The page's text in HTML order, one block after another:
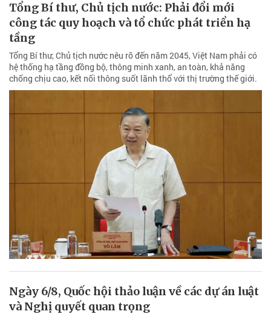
Tổng Bí thư, Chủ tịch nước: Phải đổi mới
công tác quy hoạch và tổ chức phát triển hạ
tầng
Tổng Bí thư, Chủ tịch nước nêu rõ đến năm 2045, Việt Nam phải có
hệ thống hạ tầng đồng bộ, thông minh xanh, an toàn, khả năng
chống chịu cao, kết nối thông suốt lãnh thổ với thị trường thế giới.
Ngày 6/8, Quốc hội thảo luận về các dự án luật
và Nghị quyết quan trọng